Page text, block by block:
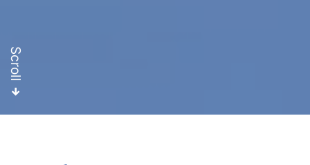
Scroll